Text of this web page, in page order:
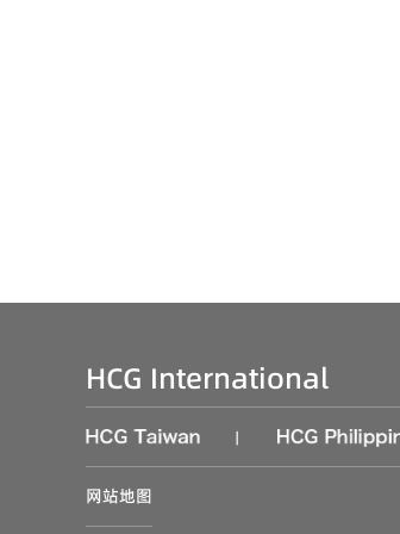
HCG International
|
网站地图